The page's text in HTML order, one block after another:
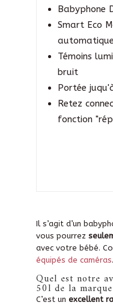
Babyphone
Smart Eco
automatique
Témoins
bruit
Portée
Retez
fonction
Il s’agit d’un
vous pourrez
avec votre bébé.
équipés de caméras.
Quel est notre
50l de la
C’est un excellent